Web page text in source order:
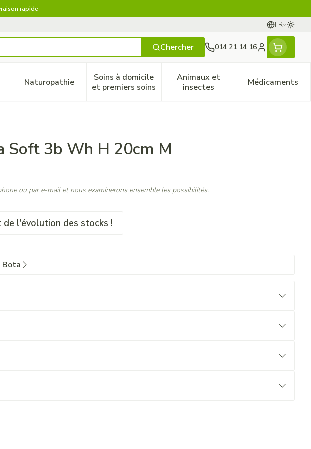
rapide
FR
Langues
Chercher 014 21 14 16
Menu client
alimentation & vitamines
catégorie Grossesse et enfants
le sous-menu pour la catégorie Vitalité 50+
NaturopathieAfficher le sous-menu pour la catégorie Naturopathie
Soins à domicile
et premiers soinsAfficher le sous-menu pour la catégorie Soins à
Animaux et
insectesAfficher le sous-menu pour
Médicaments
Afficher
Soft 3b Wh H 20cm M
de l'évolution des stocks !
ou par e-mail et nous examinerons ensemble les possibilités.
Bota